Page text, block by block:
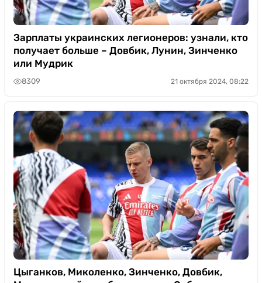
Зарплаты украинских легионеров: узнали, кто
получает больше – Довбик, Лунин, Зинченко
или Мудрик
8309 21 октября 2024, 08:22
Цыганков, Миколенко, Зинченко, Довбик,